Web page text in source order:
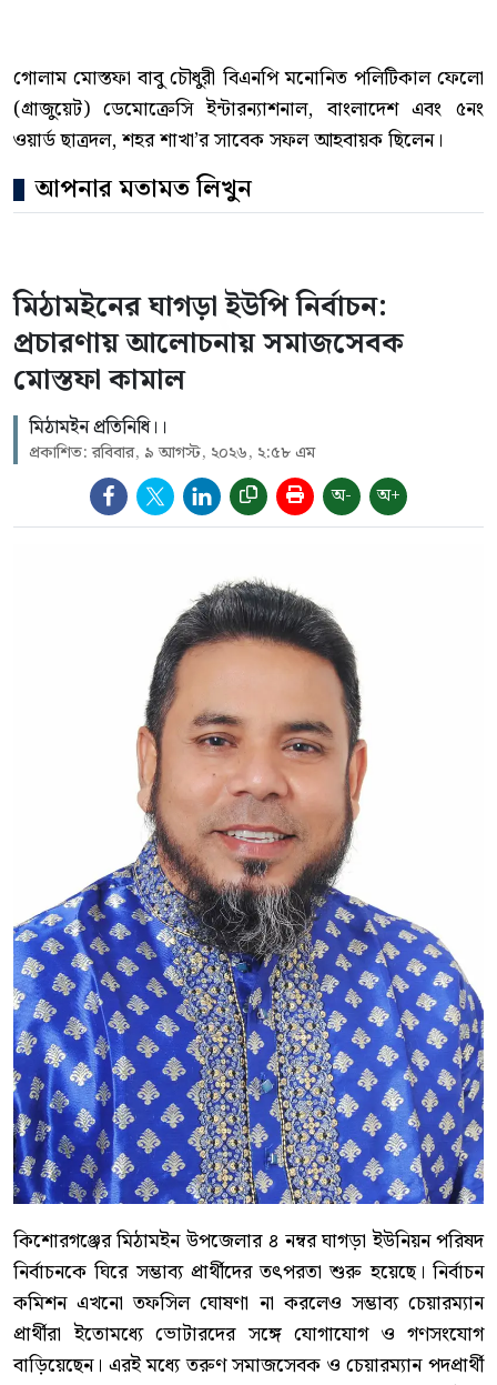
গোলাম মোস্তফা বাবু চৌধুরী বিএনপি মনোনিত পলিটিকাল ফেলো
(গ্রাজুয়েট) ডেমোক্রেসি ইন্টারন্যাশনাল, বাংলাদেশ এবং ৫নং
ওয়ার্ড ছাত্রদল, শহর শাখা’র সাবেক সফল আহবায়ক ছিলেন।
আপনার মতামত লিখুন
মিঠামইনের ঘাগড়া ইউপি নির্বাচন:
প্রচারণায় আলোচনায় সমাজসেবক
মোস্তফা কামাল
মিঠামইন প্রতিনিধি।।
প্রকাশিত: রবিবার, ৯ আগস্ট, ২০২৬, ২:৫৮ এম
অ- অ+
কিশোরগঞ্জের মিঠামইন উপজেলার ৪ নম্বর ঘাগড়া ইউনিয়ন পরিষদ
নির্বাচনকে ঘিরে সম্ভাব্য প্রার্থীদের তৎপরতা শুরু হয়েছে। নির্বাচন
কমিশন এখনো তফসিল ঘোষণা না করলেও সম্ভাব্য চেয়ারম্যান
প্রার্থীরা ইতোমধ্যে ভোটারদের সঙ্গে যোগাযোগ ও গণসংযোগ
বাড়িয়েছেন। এরই মধ্যে তরুণ সমাজসেবক ও চেয়ারম্যান পদপ্রার্থী